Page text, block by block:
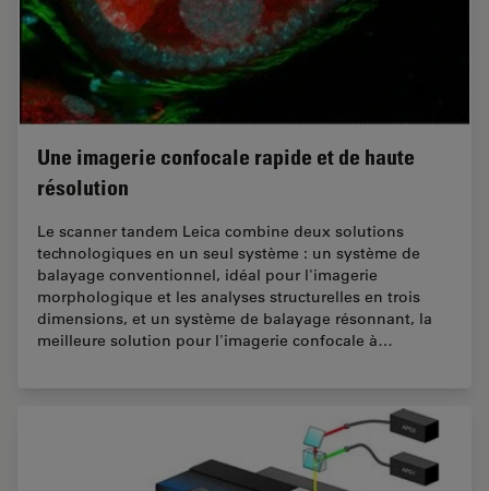
Une imagerie confocale rapide et de haute
résolution
Le scanner tandem Leica combine deux solutions
technologiques en un seul système : un système de
balayage conventionnel, idéal pour l'imagerie
morphologique et les analyses structurelles en trois
dimensions, et un système de balayage résonnant, la
meilleure solution pour l'imagerie confocale à…